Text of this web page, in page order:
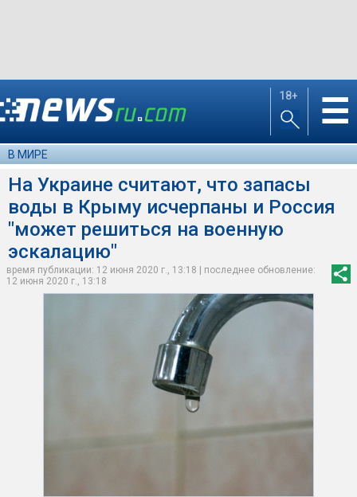
18+ ☰
В МИРЕ
На Украине считают, что запасы
воды в Крыму исчерпаны и Россия
"может решиться на военную
эскалацию"
время публикации: 12 июня 2020 г., 13:18 | последнее обновление:
12 июня 2020 г., 13:18